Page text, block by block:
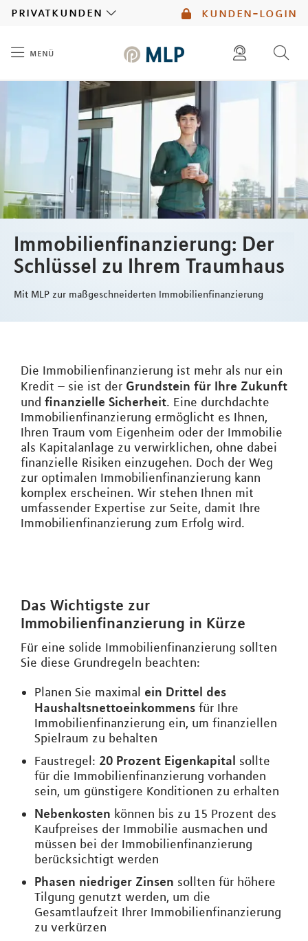
kunden-login
privatkunden
menü
diese website durchsuchen
mlp berater finden
Immobilienfinanzierung: Der
Schlüssel zu Ihrem Traumhaus
Mit MLP zur maßgeschneiderten Immobilienfinanzierung
Die Immobilienfinanzierung ist mehr als nur ein
Kredit – sie ist der Grundstein für Ihre Zukunft
und finanzielle Sicherheit. Eine durchdachte
Immobilienfinanzierung ermöglicht es Ihnen,
Ihren Traum vom Eigenheim oder der Immobilie
als Kapitalanlage zu verwirklichen, ohne dabei
finanzielle Risiken einzugehen. Doch der Weg
zur optimalen Immobilienfinanzierung kann
komplex erscheinen. Wir stehen Ihnen mit
umfassender Expertise zur Seite, damit Ihre
Immobilienfinanzierung zum Erfolg wird.
Das Wichtigste zur
Immobilienfinanzierung in Kürze
Für eine solide Immobilienfinanzierung sollten
Sie diese Grundregeln beachten:
Planen Sie maximal ein Drittel des
Haushaltsnettoeinkommens für Ihre
Immobilienfinanzierung ein, um finanziellen
Spielraum zu behalten
Faustregel: 20 Prozent Eigenkapital sollte
für die Immobilienfinanzierung vorhanden
sein, um günstigere Konditionen zu erhalten
Nebenkosten können bis zu 15 Prozent des
Kaufpreises der Immobilie ausmachen und
müssen bei der Immobilienfinanzierung
berücksichtigt werden
Phasen niedriger Zinsen sollten für höhere
Tilgung genutzt werden, um die
Gesamtlaufzeit Ihrer Immobilienfinanzierung
zu verkürzen